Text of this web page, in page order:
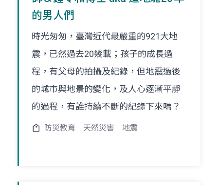
的男人們
時光匆匆，臺灣近代最嚴重的921大地
震，已然過去20幾載；孩子的成長過
程，有父母的拍攝及紀錄，但地震過後
的城巿與地景的變化，及人心逐漸平靜
的過程，有誰持續不斷的紀錄下來嗎？
防災教育 天然災害 地震